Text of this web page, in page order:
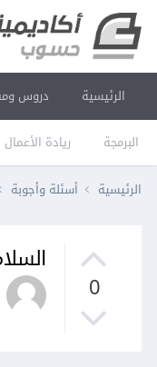
الرئيسية دروس
البرمجة ريادة الأعمال
الرئيسية أسئلة وأجوبة
0